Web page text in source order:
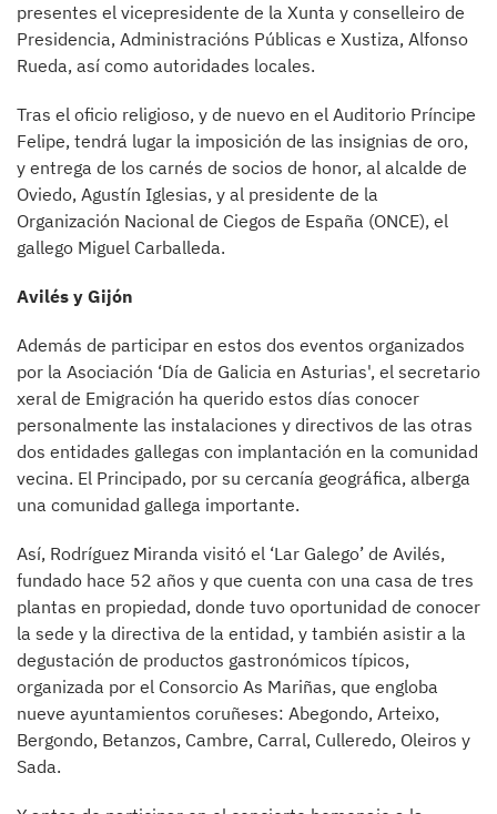
presentes el vicepresidente de la Xunta y conselleiro de
Presidencia, Administracións Públicas e Xustiza, Alfonso
Rueda, así como autoridades locales.
Tras el oficio religioso, y de nuevo en el Auditorio Príncipe
Felipe, tendrá lugar la imposición de las insignias de oro,
y entrega de los carnés de socios de honor, al alcalde de
Oviedo, Agustín Iglesias, y al presidente de la
Organización Nacional de Ciegos de España (ONCE), el
gallego Miguel Carballeda.
Avilés y Gijón
Además de participar en estos dos eventos organizados
por la Asociación ‘Día de Galicia en Asturias', el secretario
xeral de Emigración ha querido estos días conocer
personalmente las instalaciones y directivos de las otras
dos entidades gallegas con implantación en la comunidad
vecina. El Principado, por su cercanía geográfica, alberga
una comunidad gallega importante.
Así, Rodríguez Miranda visitó el ‘Lar Galego’ de Avilés,
fundado hace 52 años y que cuenta con una casa de tres
plantas en propiedad, donde tuvo oportunidad de conocer
la sede y la directiva de la entidad, y también asistir a la
degustación de productos gastronómicos típicos,
organizada por el Consorcio As Mariñas, que engloba
nueve ayuntamientos coruñeses: Abegondo, Arteixo,
Bergondo, Betanzos, Cambre, Carral, Culleredo, Oleiros y
Sada.